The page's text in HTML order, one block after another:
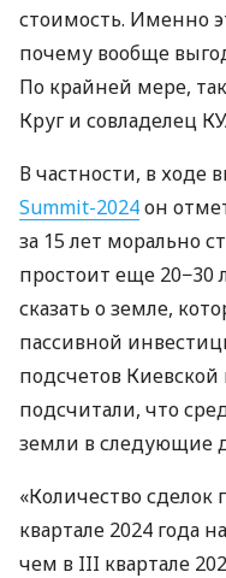
стоимость. Именно
почему вообще
По крайней мере,
Круг и совладелец
В частности, в ходе
Summit-2024он
за 15 лет морально
простоит еще 20−30
сказать о земле,
пассивной
подсчетов
подсчитали, что
земли в следующие
«Количество сделок
квартале 2024 года
чем в III квартале